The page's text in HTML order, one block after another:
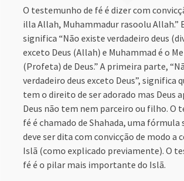
O testemunho de fé é dizer com
illa Allah, Muhammadur rasoolu Allah.”
significa “Não existe verdadeiro deus
exceto Deus (Allah) e Muhammad é o
(Profeta) de Deus.” A primeira parte,
verdadeiro deus exceto Deus”, significa
tem o direito de ser adorado mas Deus
Deus não tem nem parceiro ou filho. O
fé é chamado de Shahada, uma fórmula
deve ser dita com convicção de modo a
Islã (como explicado previamente). O
fé é o pilar mais importante do Islã.